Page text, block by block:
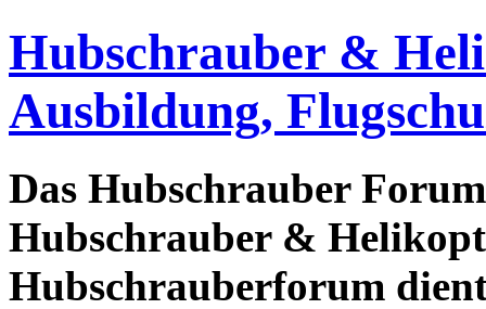
Hubschrauber &
Ausbildung,
Das Hubschrauber
Hubschrauber &
Hubschrauberforum